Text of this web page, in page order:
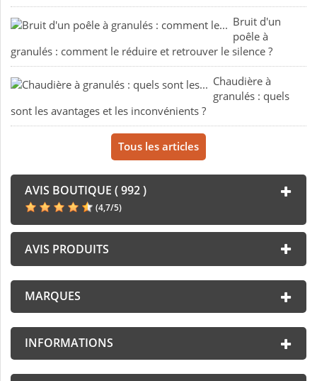
Bruit d'un
poêle à
granulés : comment le réduire et retrouver le silence ?
Chaudière à
granulés : quels
sont les avantages et les inconvénients ?
Tous les articles
AVIS BOUTIQUE ( 992 )
(4,7/5)
AVIS PRODUITS
MARQUES
INFORMATIONS